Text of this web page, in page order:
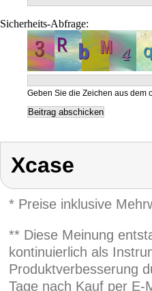
Sicherheits-Abfrage:
Geben Sie die Zeichen aus dem
Xcase
* Preise inklusive
** Diese Meinung
kontinuierlich als
Produktverbesserung
Tage nach Kauf per E-